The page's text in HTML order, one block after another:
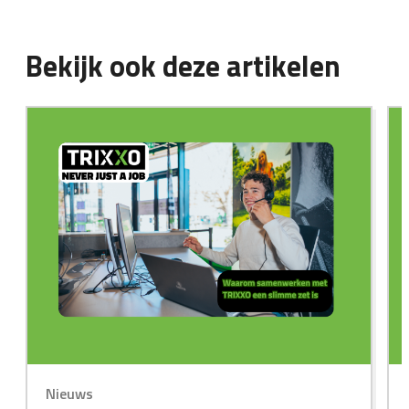
Bekijk ook deze artikelen
Nieuws